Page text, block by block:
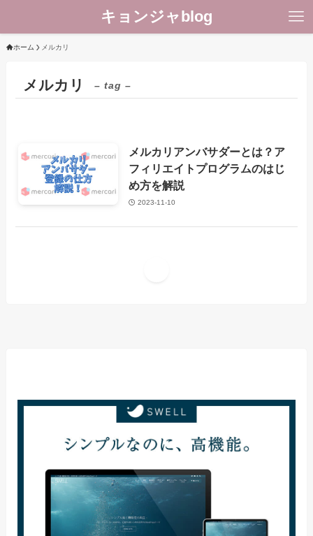
キョンジャblog
ホーム メルカリ
メルカリ – tag –
ブログ運営
メルカリアンバサダーとは？ア
フィリエイトプログラムのはじ
め方を解説
2023-11-10